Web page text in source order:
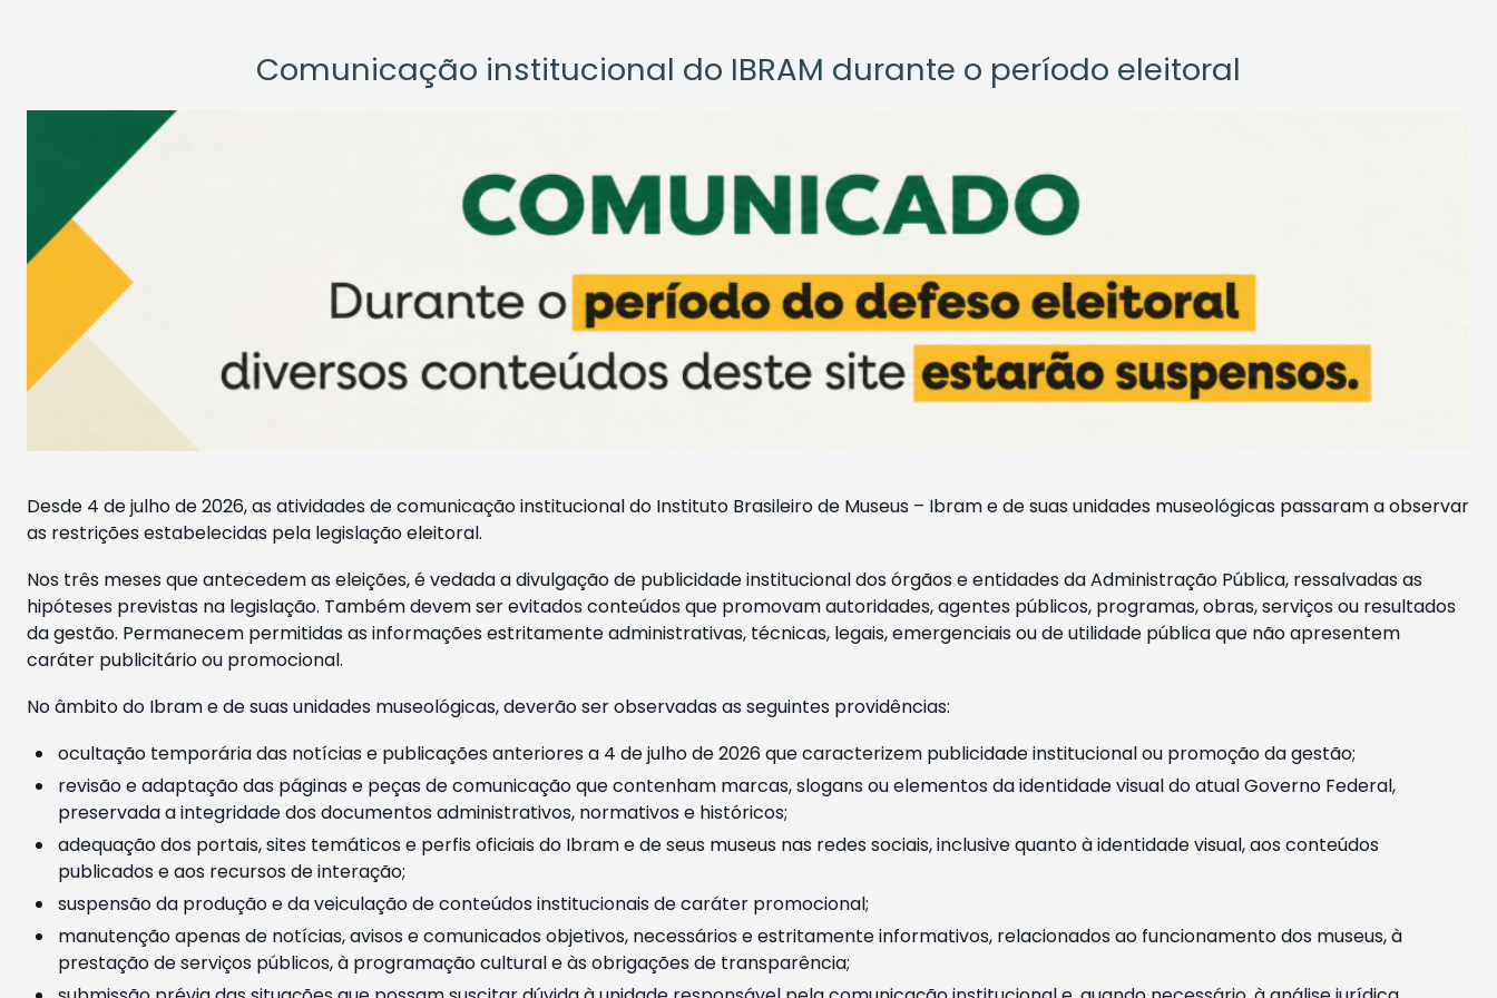
Comunicação institucional do IBRAM durante o período eleitoral
Desde 4 de julho de 2026, as atividades de comunicação institucional do Instituto Brasileiro de Museus – Ibram e de suas unidades museológicas passaram a observar
as restrições estabelecidas pela legislação eleitoral.
Nos três meses que antecedem as eleições, é vedada a divulgação de publicidade institucional dos órgãos e entidades da Administração Pública, ressalvadas as
hipóteses previstas na legislação. Também devem ser evitados conteúdos que promovam autoridades, agentes públicos, programas, obras, serviços ou resultados
da gestão. Permanecem permitidas as informações estritamente administrativas, técnicas, legais, emergenciais ou de utilidade pública que não apresentem
caráter publicitário ou promocional.
No âmbito do Ibram e de suas unidades museológicas, deverão ser observadas as seguintes providências:
ocultação temporária das notícias e publicações anteriores a 4 de julho de 2026 que caracterizem publicidade institucional ou promoção da gestão;
revisão e adaptação das páginas e peças de comunicação que contenham marcas, slogans ou elementos da identidade visual do atual Governo Federal,
preservada a integridade dos documentos administrativos, normativos e históricos;
adequação dos portais, sites temáticos e perfis oficiais do Ibram e de seus museus nas redes sociais, inclusive quanto à identidade visual, aos conteúdos
publicados e aos recursos de interação;
suspensão da produção e da veiculação de conteúdos institucionais de caráter promocional;
manutenção apenas de notícias, avisos e comunicados objetivos, necessários e estritamente informativos, relacionados ao funcionamento dos museus, à
prestação de serviços públicos, à programação cultural e às obrigações de transparência;